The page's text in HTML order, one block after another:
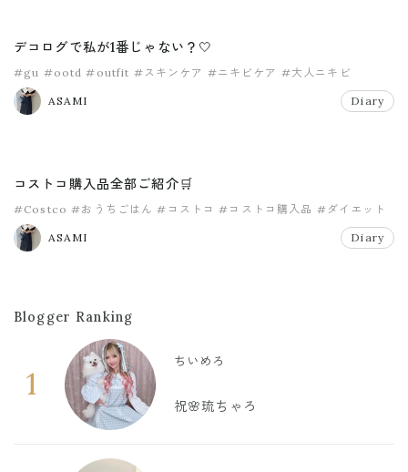
デコログで私が1番じゃない？🤍
#gu #ootd #outfit #スキンケア #ニキビケア #大人ニキビ
ASAMI Diary
コストコ購入品全部ご紹介🛒
#Costco #おうちごはん #コストコ #コストコ購入品 #ダイエット
#美容
ASAMI
Diary
Blogger Ranking
1
ちいめろ
祝🌸琉ちゃろ